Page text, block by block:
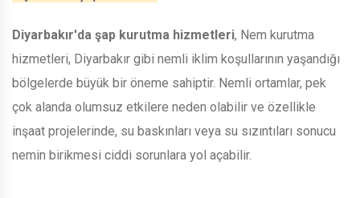
Diyarbakır'da şap kurutma hizmetleri, Nem kurutma
hizmetleri, Diyarbakır gibi nemli iklim koşullarının yaşandığı
bölgelerde büyük bir öneme sahiptir. Nemli ortamlar, pek
çok alanda olumsuz etkilere neden olabilir ve özellikle
inşaat projelerinde, su baskınları veya su sızıntıları sonucu
nemin birikmesi ciddi sorunlara yol açabilir.